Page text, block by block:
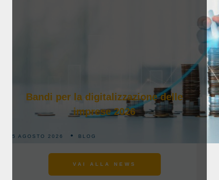
Bandi per la digitalizzazione delle
imprese 2026
5 AGOSTO 2026 BLOG
VAI ALLA NEWS